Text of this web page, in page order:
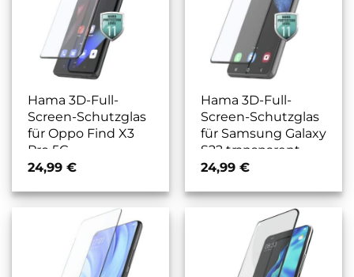
Hama 3D-Full-
Screen-Schutzglas
für Oppo Find X3
Pro 5G
transparent/schwarz
24,99 €
Hama 3D-Full-
Screen-Schutzglas
für Samsung Galaxy
S22 transparent
24,99 €